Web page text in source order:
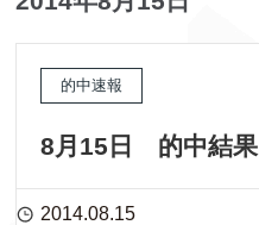
的中速報
8月15日 的中結果
2014.08.15